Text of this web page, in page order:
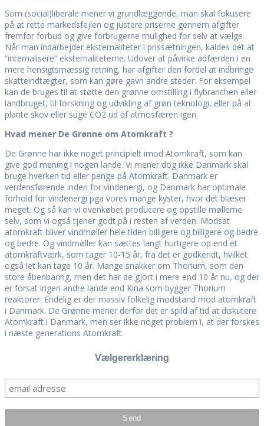
Som (social)liberale mener vi grundlæggende, man skal fokusere
på at rette markedsfejlen og justere priserne gennem afgifter
fremfor forbud og give forbrugerne mulighed for selv at vælge.
Når man indarbejder eksternaliteter i prissætningen, kaldes det at
“internalisere” eksternaliteterne. Udover at påvirke adfærden i en
mere hensigtsmæssig retning, har afgifter den fordel at indbringe
skatteindtægter, som kan gøre gavn andre steder. For eksempel
kan de bruges til at støtte den grønne omstilling i flybranchen eller
landbruget, til forskning og udvikling af grøn teknologi, eller på at
plante skov eller suge CO2 ud af atmosfæren igen.
Hvad mener De Grønne om Atomkraft ?
De Grønne har ikke noget principielt imod Atomkraft, som kan
give god mening i nogen lande. Vi mener dog ikke Danmark skal
bruge hverken tid eller penge på Atomkraft. Danmark er
verdensførende inden for vindenergi, og Danmark har optimale
forhold for vindenergi pga vores mange kyster, hvor det blæser
meget. Og så kan vi ovenkøbet producere og opstille møllerne
selv, som vi også tjener godt på i resten af verden. Modsat
atomkraft bliver vindmøller hele tiden billigere og billigere og bedre
og bedre. Og vindmøller kan sættes langt hurtigere op end et
atomkraftværk, som tager 10-15 år, fra det er godkendt, hvilket
også let kan tage 10 år. Mange snakker om Thorium, som den
store åbenbaring, men det har de gjort i mere end 10 år nu, og der
er forsat ingen andre lande end Kina som bygger Thorium
reaktorer. Endelig er der massiv folkelig modstand mod atomkraft
i Danmark. De Grønne mener derfor det er spild af tid at diskutere
Atomkraft i Danmark, men ser ikke noget problem i, at der forskes
i næste generations Atomkraft.
Vælgererklæring